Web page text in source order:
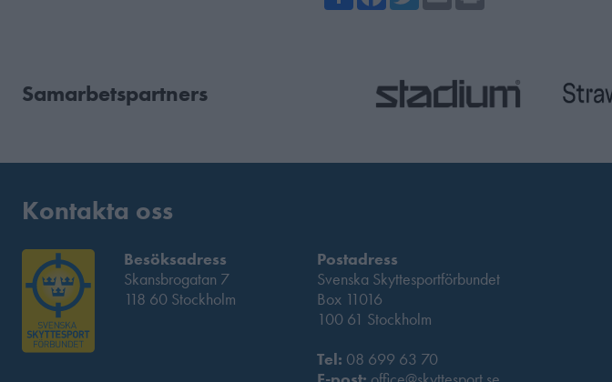
Samarbetspartners
Kontakta oss
Besöksadress
Skansbrogatan 7
118 60 Stockholm
Postadress
Svenska Skyttesportförbundet
Box 11016
100 61 Stockholm
Tel: 08 699 63 70